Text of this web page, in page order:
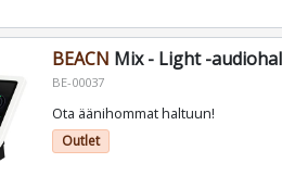
BEACN Mix - Light -
BE-00037
Ota äänihommat haltuun!
Outlet